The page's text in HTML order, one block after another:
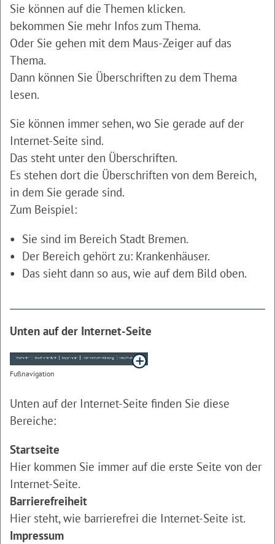
Sie können auf die Themen klicken.
bekommen Sie mehr Infos zum Thema.
Oder Sie gehen mit dem Maus-Zeiger auf das
Thema.
Dann können Sie Überschriften zu dem Thema
lesen.
Sie können immer sehen, wo Sie gerade auf der
Internet-Seite sind.
Das steht unter den Überschriften.
Es stehen dort die Überschriften von dem Bereich,
in dem Sie gerade sind.
Zum Beispiel:
Sie sind im Bereich Stadt Bremen.
Der Bereich gehört zu: Krankenhäuser.
Das sieht dann so aus, wie auf dem Bild oben.
Unten auf der Internet-Seite
Fußnavigation
Unten auf der Internet-Seite finden Sie diese
Bereiche:
Startseite
Hier kommen Sie immer auf die erste Seite von der
Internet-Seite.
Barrierefreiheit
Hier steht, wie barrierefrei die Internet-Seite ist.
Impressum